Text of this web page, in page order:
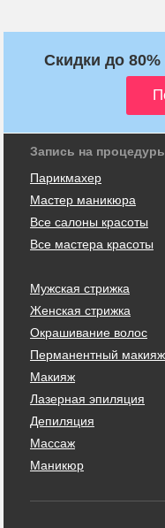
Скидки до
Запись на
Парикмахер
Мастер маникюра
Все салоны красоты
Все мастера красоты
Мужская стрижка
Женская стрижка
Окрашивание волос
Перманентный макияж
Макияж
Лазерная эпиляция
Депиляция
Массаж
Маникюр